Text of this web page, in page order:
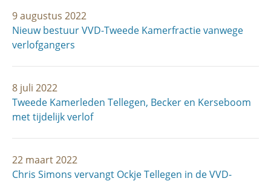
9 augustus 2022
Nieuw bestuur VVD-Tweede Kamerfractie vanwege
verlofgangers
8 juli 2022
Tweede Kamerleden Tellegen, Becker en Kerseboom
met tijdelijk verlof
22 maart 2022
Chris Simons vervangt Ockje Tellegen in de VVD-